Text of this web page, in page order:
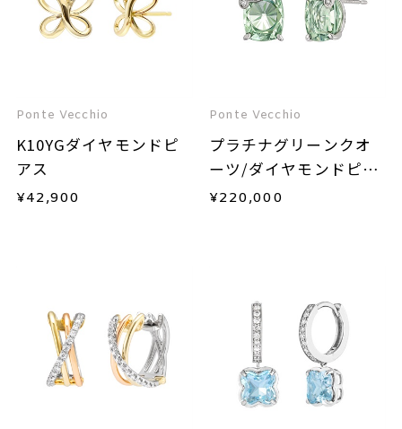
Ponte Vecchio
K10YGダイヤモンドピ
アス
¥42,900
Ponte Vecchio
プラチナグリーンクオ
ーツ/ダイヤモンドピア
ス
¥220,000